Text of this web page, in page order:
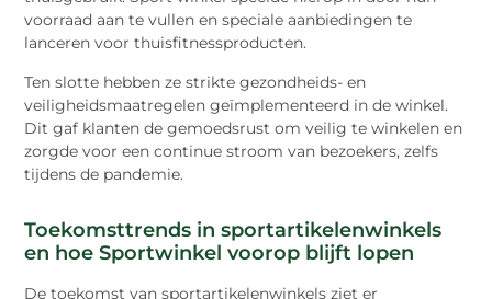
voorraad aan te vullen en speciale aanbiedingen te
lanceren voor thuisfitnessproducten.
Ten slotte hebben ze strikte gezondheids- en
veiligheidsmaatregelen geïmplementeerd in de winkel.
Dit gaf klanten de gemoedsrust om veilig te winkelen en
zorgde voor een continue stroom van bezoekers, zelfs
tijdens de pandemie.
Toekomsttrends in sportartikelenwinkels
en hoe Sportwinkel voorop blijft lopen
De toekomst van sportartikelenwinkels ziet er